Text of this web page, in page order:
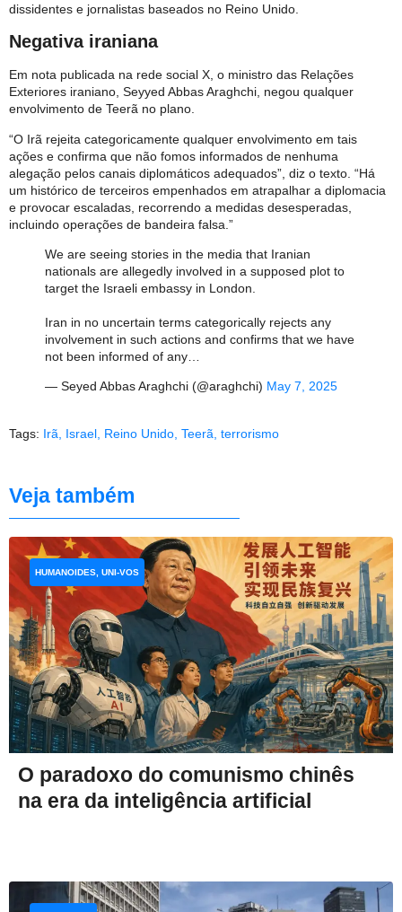
dissidentes e jornalistas baseados no Reino Unido.
Negativa iraniana
Em nota publicada na rede social X, o ministro das Relações
Exteriores iraniano, Seyyed Abbas Araghchi, negou qualquer
envolvimento de Teerã no plano.
“O Irã rejeita categoricamente qualquer envolvimento em tais
ações e confirma que não fomos informados de nenhuma
alegação pelos canais diplomáticos adequados”, diz o texto. “Há
um histórico de terceiros empenhados em atrapalhar a diplomacia
e provocar escaladas, recorrendo a medidas desesperadas,
incluindo operações de bandeira falsa.”
We are seeing stories in the media that Iranian
nationals are allegedly involved in a supposed plot to
target the Israeli embassy in London.
Iran in no uncertain terms categorically rejects any
involvement in such actions and confirms that we have
not been informed of any…
— Seyed Abbas Araghchi (@araghchi) May 7, 2025
Tags: Irã, Israel, Reino Unido, Teerã, terrorismo
Veja também
O paradoxo do comunismo chinês
na era da inteligência artificial
HUMANOIDES, UNI-VOS